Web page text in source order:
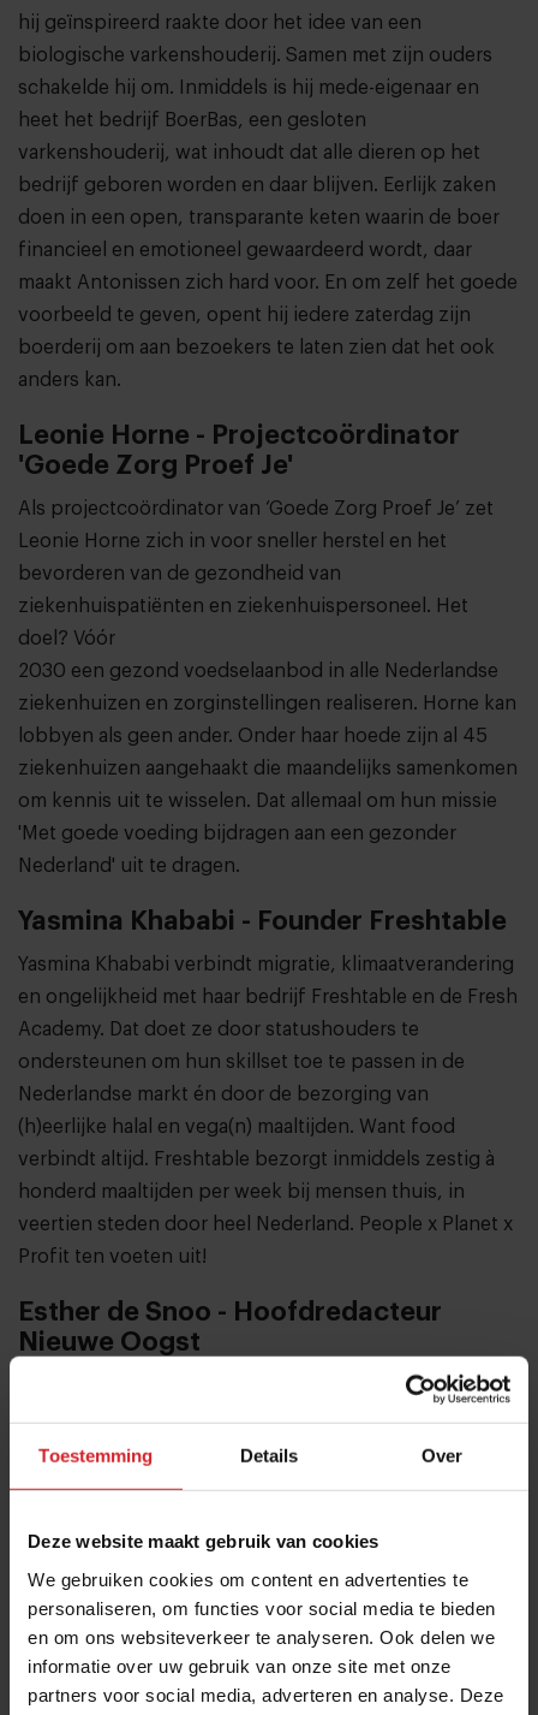
Toestemming Details Over
Deze website maakt gebruik van cookies
We gebruiken cookies om content en advertenties te
personaliseren, om functies voor social media te bieden
en om ons websiteverkeer te analyseren. Ook delen we
informatie over uw gebruik van onze site met onze
partners voor social media, adverteren en analyse. Deze
hij geïnspireerd raakte door het idee van een
biologische varkenshouderij. Samen met zijn ouders
schakelde hij om. Inmiddels is hij mede-eigenaar en
heet het bedrijf BoerBas, een gesloten
varkenshouderij, wat inhoudt dat alle dieren op het
bedrijf geboren worden en daar blijven. Eerlijk zaken
doen in een open, transparante keten waarin de boer
financieel en emotioneel gewaardeerd wordt, daar
maakt Antonissen zich hard voor. En om zelf het goede
voorbeeld te geven, opent hij iedere zaterdag zijn
boerderij om aan bezoekers te laten zien dat het ook
anders kan.
Leonie Horne - Projectcoördinator
'Goede Zorg Proef Je'
Als projectcoördinator van ‘Goede Zorg Proef Je’ zet
Leonie Horne zich in voor sneller herstel en het
bevorderen van de gezondheid van
ziekenhuispatiënten en ziekenhuispersoneel. Het
doel? Vóór
2030 een gezond voedselaanbod in alle Nederlandse
ziekenhuizen en zorginstellingen realiseren. Horne kan
lobbyen als geen ander. Onder haar hoede zijn al 45
ziekenhuizen aangehaakt die maandelijks samenkomen
om kennis uit te wisselen. Dat allemaal om hun missie
'Met goede voeding bijdragen aan een gezonder
Nederland' uit te dragen.
Yasmina Khababi - Founder Freshtable
Yasmina Khababi verbindt migratie, klimaatverandering
en ongelijkheid met haar bedrijf Freshtable en de Fresh
Academy. Dat doet ze door statushouders te
ondersteunen om hun skillset toe te passen in de
Nederlandse markt én door de bezorging van
(h)eerlijke halal en vega(n) maaltijden. Want food
verbindt altijd. Freshtable bezorgt inmiddels zestig à
honderd maaltijden per week bij mensen thuis, in
veertien steden door heel Nederland. People x Planet x
Profit ten voeten uit!
Esther de Snoo - Hoofdredacteur
Nieuwe Oogst
Esther de Snoo is zich als hoofdredacteur bij Nieuwe
nieuwsmedium. In een tijd waar polarisatie en
en kennis te delen. Zo steekt ze haar kritische mening
ook niet onder stoelen of banken. Iets wat haar siert,
maar wat haar niet altijd in dank wordt afgenomen. Ze
zorgt voor een trigger in haar gesprekken en artikelen
en zet mensen daarmee aan tot nadenken.